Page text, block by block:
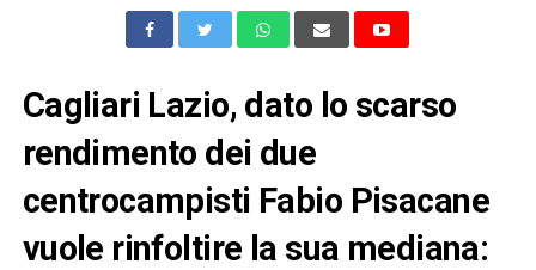
Cagliari Lazio, dato lo scarso
rendimento dei due
centrocampisti Fabio Pisacane
vuole rinfoltire la sua mediana: